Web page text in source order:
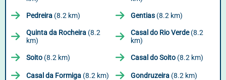
Pedreira (8.2 km) Gentias (8.2 km)
Quinta da Rocheira (8.2
km)
Casal do Rio Verde(8.2
km)
Soito (8.2 km) Casal do Soito (8.2 km)
Casal da Formiga (8.2 km) Gondruzeira (8.2 km)